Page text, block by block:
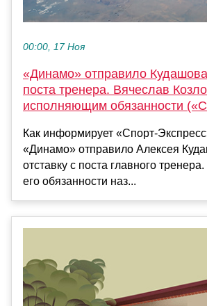
00:00, 17 Ноя
«Динамо» отправило Кудашова
поста тренера. Вячеслав
исполняющим обязанности
Как информирует «Спорт-
«Динамо» отправило Алексея
отставку с поста главного
его обязанности наз...